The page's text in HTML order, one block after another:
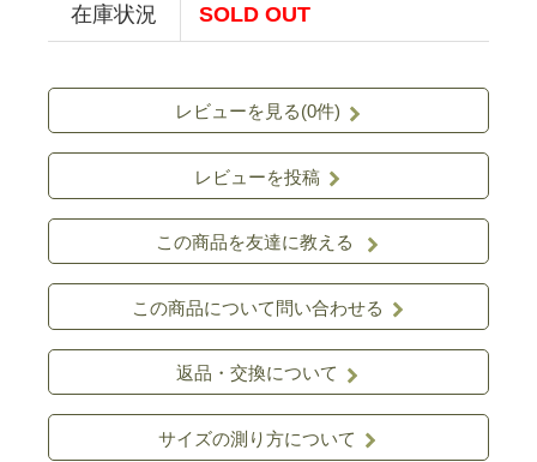
在庫状況 SOLD OUT
レビューを見る(0件)
レビューを投稿
この商品を友達に教える
この商品について問い合わせる
返品・交換について
サイズの測り方について